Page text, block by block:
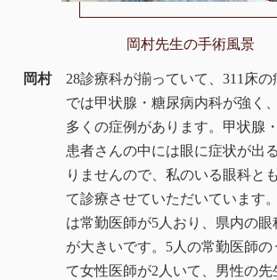
岡村先生の手術風景
岡村
28診療科が揃っていて、311床
では甲状腺・糖尿病内科が強く
多くの症例があります。甲状腺
患者さんの中には眼に症状が出
りませんので、私のいる眼科と
て診療させていただいています
は常勤医師が5人おり、県内の
が大きいです。5人の常勤医師
て女性医師が2人いて、男性の先